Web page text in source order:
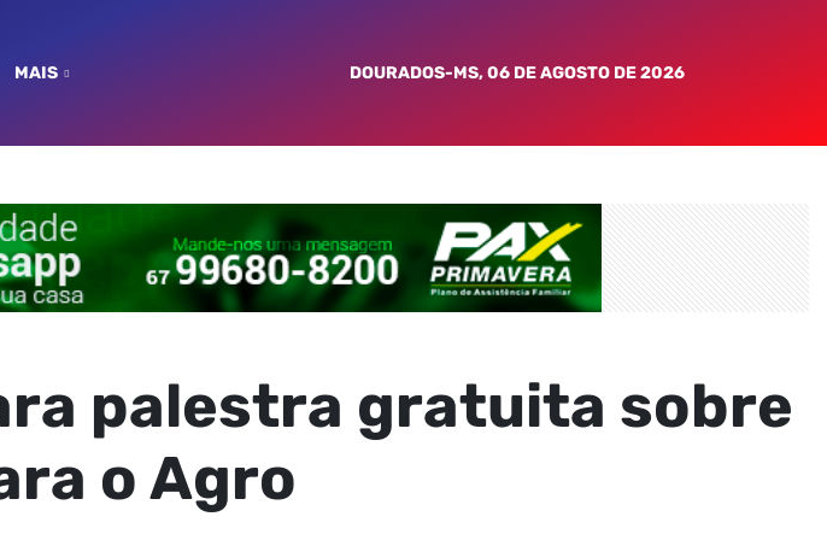
MAIS DOURADOS-MS, 06 DE AGOSTO DE 2026
palestra gratuita sobre
o Agro